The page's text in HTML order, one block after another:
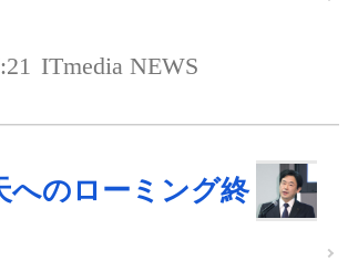
ITmedia NEWS
へのローミング終